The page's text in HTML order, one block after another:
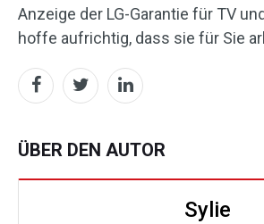
Anzeige der LG-Garantie für TV
hoffe aufrichtig, dass sie für Sie
ÜBER DEN AUTOR
Sylie